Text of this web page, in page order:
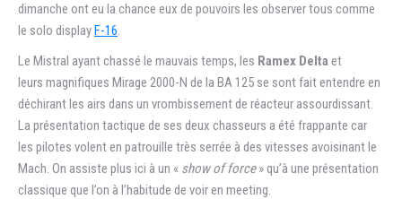
dimanche ont eu la chance eux de pouvoirs les observer tous comme
le solo displayF-16.
Le Mistral ayant chassé le mauvais temps, les Ramex Delta et
leurs magnifiques Mirage 2000-N de la BA 125 se sont fait entendre en
déchirant les airs dans un vrombissement de réacteur assourdissant.
La présentation tactique de ses deux chasseurs a été frappante car
les pilotes volent en patrouille très serrée à des vitesses avoisinant le
Mach. On assiste plus ici à un « show of force» qu’à une présentation
classique que l’on à l’habitude de voir en meeting.